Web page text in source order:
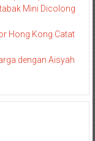
Mini Dicolong
Hong Kong Catat
dengan Aisyah